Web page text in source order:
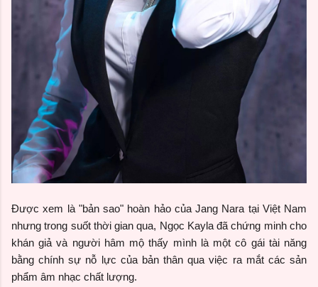
Được xem là "bản sao" hoàn hảo của Jang Nara tại Việt Nam
nhưng trong suốt thời gian qua, Ngọc Kayla đã chứng minh cho
khán giả và người hâm mộ thấy mình là một cô gái tài năng
bằng chính sự nỗ lực của bản thân qua việc ra mắt các sản
phẩm âm nhạc chất lượng.